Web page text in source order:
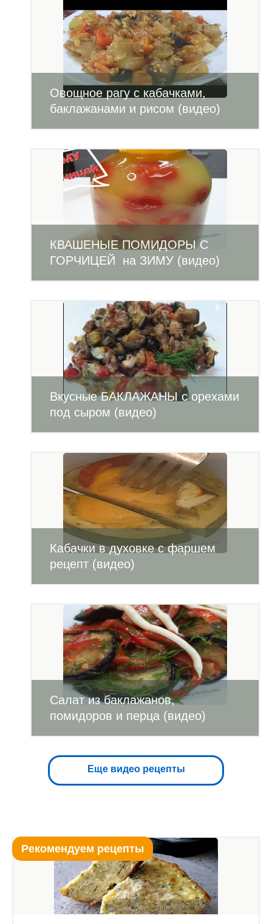
Овощное рагу с кабачками,
баклажанами и рисом (видео)
КВАШЕНЫЕ ПОМИДОРЫ С
ГОРЧИЦЕЙ на ЗИМУ (видео)
Вкусные БАКЛАЖАНЫ с орехами
под сыром (видео)
Кабачки в духовке с фаршем
рецепт (видео)
Салат из баклажанов,
помидоров и перца (видео)
Еще видео рецепты
Рекомендуем рецепты